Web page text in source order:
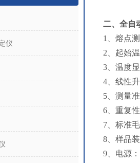
仪
二、 全自
1、熔点
2、起始
3、温度
4、线性
5、测量
6、重复
7、标准
8、样品
9、电源